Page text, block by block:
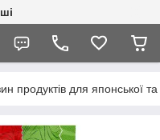
продуктів для японської та